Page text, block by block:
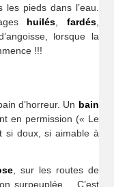
les pieds dans l’eau.
huilés, fardés,
lorsque la
!!!
d’horreur. Un bain
en permission (« Le
si doux, si aimable à
, sur les routes de
surpeuplée… C’est